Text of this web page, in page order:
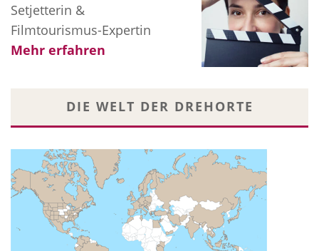
Setjetterin &
Filmtourismus-Expertin
Mehr erfahren
DIE WELT DER DREHORTE